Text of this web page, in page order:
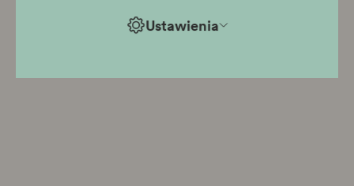
Ustawienia